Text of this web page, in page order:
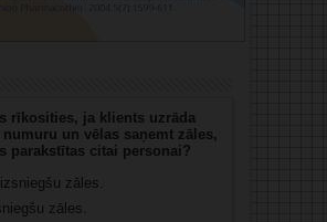
rīkosities, ja klients uzrāda
numuru un vēlas saņemt zāles,
parakstītas citai personai?
zāles.
zāles.